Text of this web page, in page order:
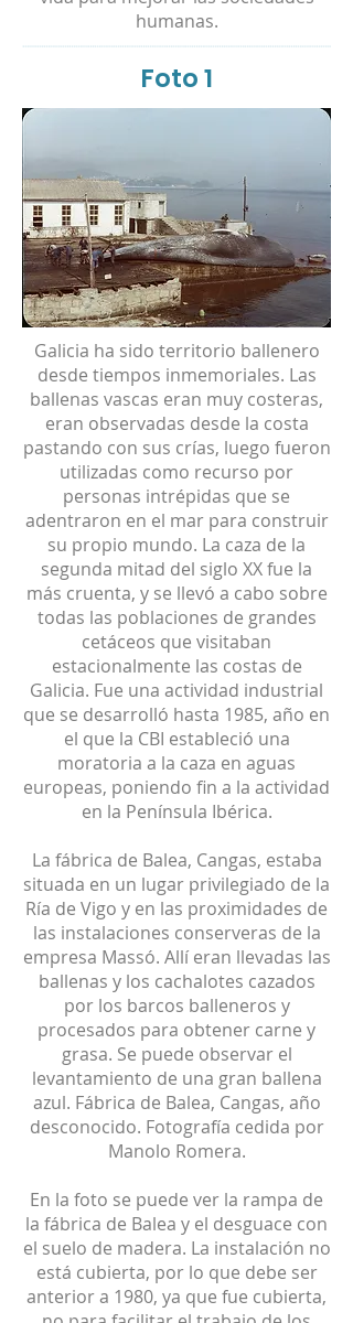
humanas.
Foto 1
Galicia ha sido territorio ballenero
desde tiempos inmemoriales. Las
ballenas vascas eran muy costeras,
eran observadas desde la costa
pastando con sus crías, luego fueron
utilizadas como recurso por
personas intrépidas que se
adentraron en el mar para construir
su propio mundo. La caza de la
segunda mitad del siglo XX fue la
más cruenta, y se llevó a cabo sobre
todas las poblaciones de grandes
cetáceos que visitaban
estacionalmente las costas de
Galicia. Fue una actividad industrial
que se desarrolló hasta 1985, año en
el que la CBI estableció una
moratoria a la caza en aguas
europeas, poniendo fin a la actividad
en la Península Ibérica.
La fábrica de Balea, Cangas, estaba
situada en un lugar privilegiado de la
Ría de Vigo y en las proximidades de
las instalaciones conserveras de la
empresa Massó. Allí eran llevadas las
ballenas y los cachalotes cazados
por los barcos balleneros y
procesados ​​para obtener carne y
grasa. Se puede observar el
levantamiento de una gran ballena
azul. Fábrica de Balea, Cangas, año
desconocido. Fotografía cedida por
Manolo Romera.
En la foto se puede ver la rampa de
la fábrica de Balea y el desguace con
el suelo de madera. La instalación no
está cubierta, por lo que debe ser
anterior a 1980, ya que fue cubierta,